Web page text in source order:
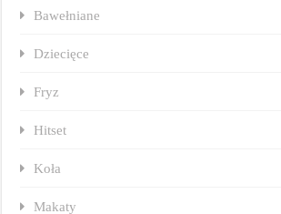
Bawełniane
Dziecięce
Fryz
Hitset
Koła
Makaty